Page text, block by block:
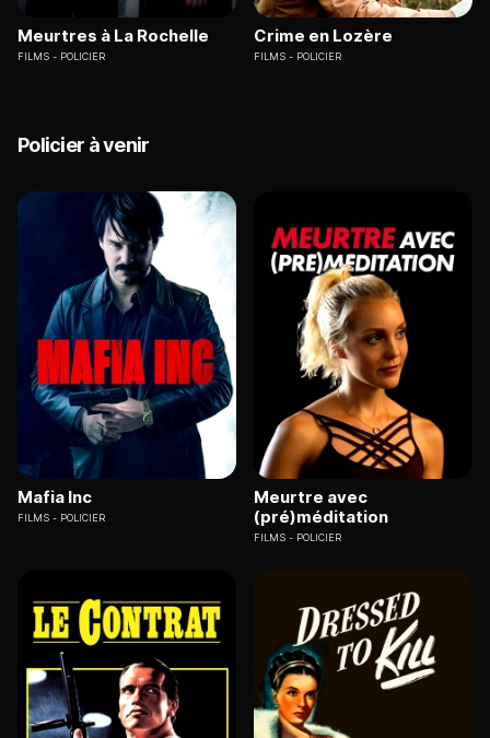
Meurtres à La Rochelle
FILMS POLICIER
Crime en Lozère
FILMS POLICIER
Policier à venir
Mafia Inc
FILMS POLICIER
Meurtre avec
(pré)méditation
FILMS POLICIER